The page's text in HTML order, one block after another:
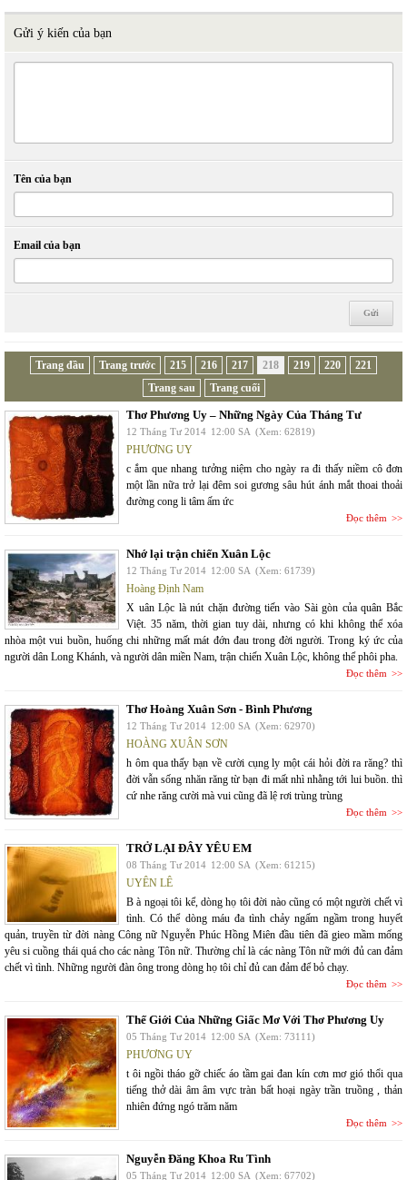
Gửi ý kiến của bạn
Tên của bạn
Email của bạn
Trang đầu Trang trước 215 216 217 218 219 220
221
Trang sau
Trang cuối
Thơ Phương Uy – Những Ngày Của Tháng Tư
12 Tháng Tư 2014 12:00 SA (Xem: 62819)
PHƯƠNG UY
c ắm que nhang tưởng niệm cho ngày ra đi thấy niềm cô đơn
một lần nữa trở lại đêm soi gương sâu hút ánh mắt thoai thoải
đường cong li tâm ấm ức
Đọc thêm
Nhớ lại trận chiến Xuân Lộc
12 Tháng Tư 2014 12:00 SA (Xem: 61739)
Hoàng Định Nam
X uân Lộc là nút chặn đường tiến vào Sài gòn của quân Bắc
Việt. 35 năm, thời gian tuy dài, nhưng có khi không thể xóa
nhòa một vui buồn, huống chi những mất mát đớn đau trong đời người. Trong ký ức của
người dân Long Khánh, và người dân miền Nam, trận chiến Xuân Lộc, không thể phôi pha.
Đọc thêm
Thơ Hoàng Xuân Sơn - Bình Phương
12 Tháng Tư 2014 12:00 SA (Xem: 62970)
HOÀNG XUÂN SƠN
h ôm qua thấy bạn về cười cụng ly một cái hỏi đời ra răng? thì
đời vẫn sống nhăn răng từ bạn đi mất nhì nhằng tới lui buồn. thì
cứ nhe răng cười mà vui cũng đã lệ rơi trùng trùng
Đọc thêm
TRỞ LẠI ĐÂY YÊU EM
08 Tháng Tư 2014 12:00 SA (Xem: 61215)
UYÊN LÊ
B à ngoại tôi kể, dòng họ tôi đời nào cũng có một người chết vì
tình. Có thể dòng máu đa tình chảy ngấm ngầm trong huyết
quản, truyền từ đời nàng Công nữ Nguyễn Phúc Hồng Miên đầu tiên đã gieo mầm mống
yêu si cuồng thái quá cho các nàng Tôn nữ. Thường chỉ là các nàng Tôn nữ mới đủ can đảm
chết vì tình. Những người đàn ông trong dòng họ tôi chỉ đủ can đảm để bỏ chạy.
Đọc thêm
Thế Giới Của Những Giấc Mơ Với Thơ Phương Uy
05 Tháng Tư 2014 12:00 SA (Xem: 73111)
PHƯƠNG UY
t ôi ngồi tháo gỡ chiếc áo tầm gai đan kín cơn mơ gió thổi qua
tiếng thở dài âm âm vực tràn bất hoại ngày trần truồng , thản
nhiên đứng ngó trăm năm
Đọc thêm
Nguyễn Đăng Khoa Ru Tình
05 Tháng Tư 2014 12:00 SA (Xem: 67702)